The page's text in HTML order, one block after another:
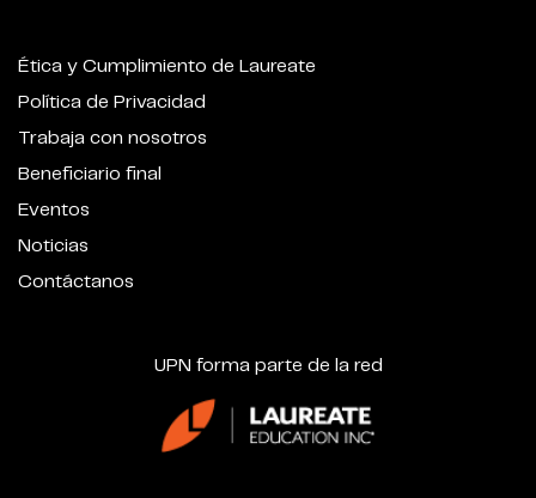
Ética y Cumplimiento de Laureate
Política de Privacidad
Trabaja con nosotros
Beneficiario final
Eventos
Noticias
Contáctanos
UPN forma parte de la red